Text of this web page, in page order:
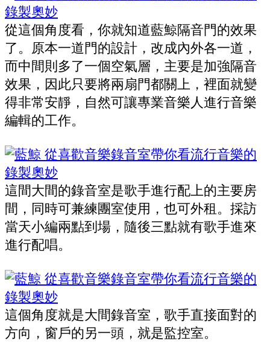
從這個角度看，你就知道藍鯨隔音門的效果
了。原本一道門的設計，改成內外各一道，
而中間則多了一個空氣層，主要是加強隔音
效果，因此只要將兩扇門都關上，裡面就變
得非常安靜，自然可讓專業音樂人進行音樂
編輯的工作。
這間大間的錄音室是歌手進行配上的主要房
間，同時可兼練團室使用，也可外租。採訪
當天小編兩點到場，隨後三點就有歌手進來
進行配唱。
這個角度就是大間錄音室，歌手直接面對的
方向，窗戶的另一頭，就是監控室。